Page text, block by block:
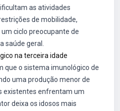
as atividades
de mobilidade,
ciclo preocupante de
saúde geral.
na terceira idade
que o sistema imunológico de
uma produção menor de
existentes enfrentam um
deixa os idosos mais